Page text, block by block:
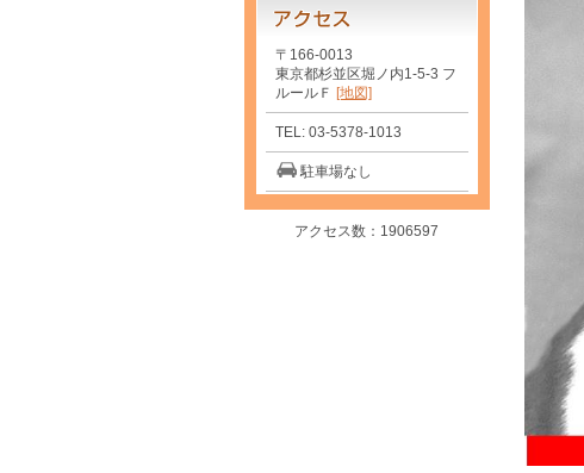
〒166-0013
東京都杉並区堀ノ内1-5-3 フ
ルールＦ [地図]
TEL: 03-5378-1013
駐車場なし
アクセス数：1906597